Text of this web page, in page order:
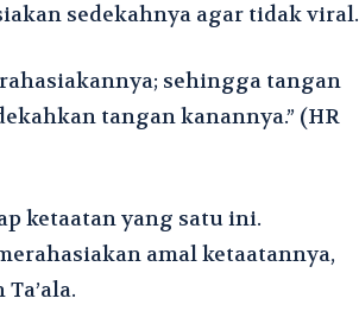
sedekahnya agar tidak viral.
sehingga tangan
tangan kanannya.” (HR
ketaatan yang satu ini.
amal ketaatannya,